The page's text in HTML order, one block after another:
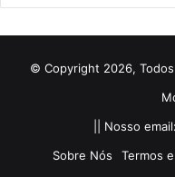
© Copyright 2026,
|| Nosso email:
Sobre Nós
Termos